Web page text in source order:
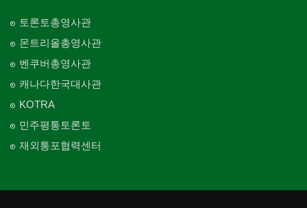
토론토총영사관
몬트리올총영사관
벤쿠버총영사관
캐나다한국대사관
KOTRA
민주평통토론토
재외통포협력센터